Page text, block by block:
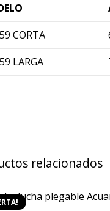
CORTA
LARGA
relacionados